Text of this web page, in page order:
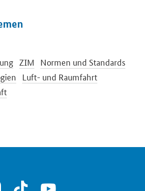
ZIM Normen und Standards
Luft- und Raumfahrt
instagram tiktok youtube